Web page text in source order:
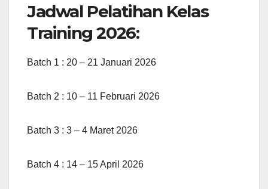
Jadwal Pelatihan Kelas
Training 2026:
Batch 1 : 20 – 21 Januari 2026
Batch 2 : 10 – 11 Februari 2026
Batch 3 : 3 – 4 Maret 2026
Batch 4 : 14 – 15 April 2026